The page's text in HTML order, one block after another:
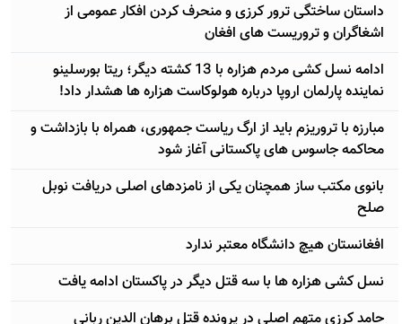
داستان ساختگی ترور کرزی و منحرف کردن افکار عمومی از
اشغاگران و تروریست های افغان
ادامه نسل کشی مردم هزاره با 13 کشته دیگر؛ ریتا بورسلینو
نماینده پارلمان اروپا درباره هولوکاست هزاره ها هشدار داد!
مبارزه با تروریزم باید از ارگ ریاست جمهوری، همراه با بازداشت و
محاکمه جاسوس های پاکستانی آغاز شود
بانوی مکتب ساز همچنان یکی از نامزدهای اصلی دریافت نوبل
صلح
افغانستان هیچ دانشگاه معتبر ندارد
نسل کشی هزاره ها با سه قتل دیگر در پاکستان ادامه یافت
حامد کرزی متهم اصلی در پرونده قتل برهان الدین ربانی